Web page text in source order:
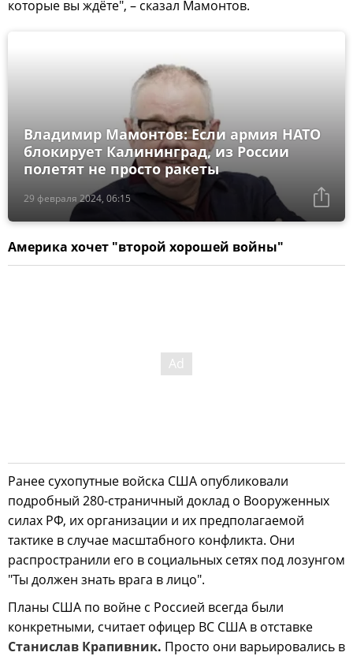
которые вы ждёте", – сказал Мамонтов.
29 февраля 2024, 06:15
Владимир Мамонтов: Если армия НАТО
блокирует Калининград, из России
полетят не просто ракеты
Америка хочет "второй хорошей войны"
Ранее сухопутные войска США опубликовали
подробный 280-страничный доклад о Вооруженных
силах РФ, их организации и их предполагаемой
тактике в случае масштабного конфликта. Они
распространили его в социальных сетях под лозунгом
"Ты должен знать врага в лицо".
Планы США по войне с Россией всегда были
конкретными, считает офицер ВС США в отставке
Станислав Крапивник. Просто они варьировались в